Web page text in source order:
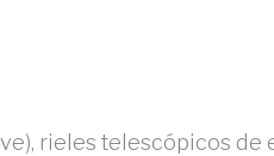
rieles telescópicos